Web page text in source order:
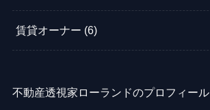
賃貸オーナー (6)
不動産透視家ローランドのプロフィール